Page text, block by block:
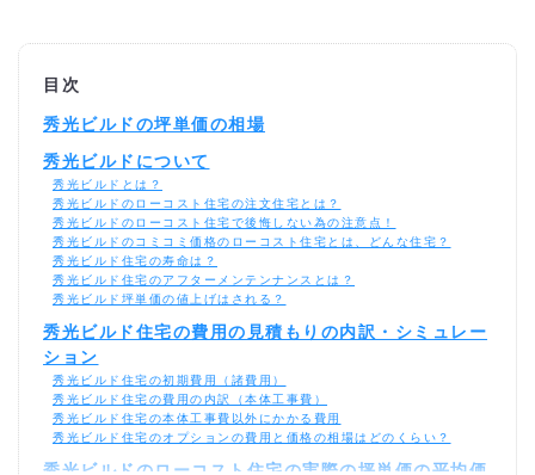
目次
秀光ビルドの坪単価の相場
秀光ビルドについて
秀光ビルドとは？
秀光ビルドのローコスト住宅の注文住宅とは？
秀光ビルドのローコスト住宅で後悔しない為の注意点！
秀光ビルドのコミコミ価格のローコスト住宅とは、どんな住宅？
秀光ビルド住宅の寿命は？
秀光ビルド住宅のアフターメンテンナンスとは？
秀光ビルド坪単価の値上げはされる？
秀光ビルド住宅の費用の見積もりの内訳・シミュレー
ション
秀光ビルド住宅の初期費用（諸費用）
秀光ビルド住宅の費用の内訳（本体工事費）
秀光ビルド住宅の本体工事費以外にかかる費用
秀光ビルド住宅のオプションの費用と価格の相場はどのくらい？
秀光ビルドのローコスト住宅の実際の坪単価の平均価